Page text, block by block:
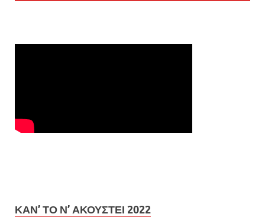
ΚΆΝ’ ΤΟ Ν’ ΑΚΟΥΣΤΕΊ 2022